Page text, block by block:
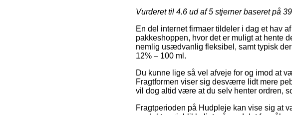
Vurderet til 4.6 ud af 5 stjerner baseret på 39
En del internet firmaer tildeler i dag et hav
pakkeshoppen, hvor det er muligt at hente
nemlig usædvanlig fleksibel, samt typisk
12% – 100 ml.
Du kunne lige så vel afveje for og imod at
Fragtformen viser sig desværre lidt mere
vil dog altid være at du selv henter ordren,
Fragtperioden på Hudpleje kan vise sig at